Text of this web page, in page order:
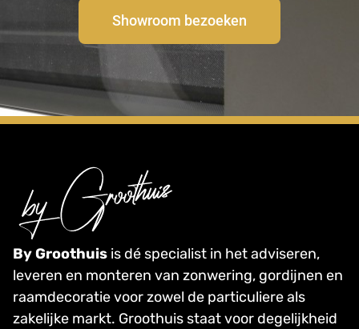
Showroom bezoeken
By Groothuis is dé specialist in het adviseren,
leveren en monteren van zonwering, gordijnen en
raamdecoratie voor zowel de particuliere als
zakelijke markt. Groothuis staat voor degelijkheid